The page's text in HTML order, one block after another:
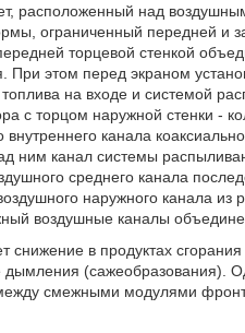
расположенный над
ограниченный передней и
торцевой стенкой
этом перед экраном
на входе и системой
с торцом наружной стенки -
канала
ним канал системы
среднего канала
наружного канала
воздушные каналы
в продуктах сгорания
дымления (сажеобразования).
смежными модулями